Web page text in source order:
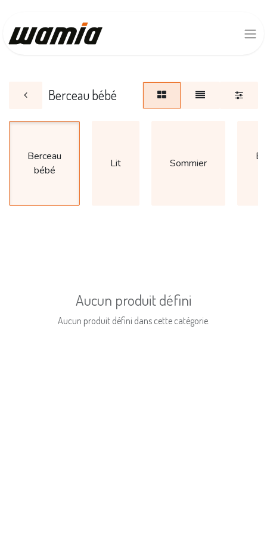
Berceau bébé
Berceau
bébé
Lit Sommier
Aucun produit défini
Aucun produit défini dans cette catégorie.